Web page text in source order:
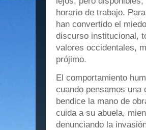
horario de trabajo.
han convertido el
discurso institucional,
valores occidentales,
prójimo.
El comportamiento
cuando pensamos
bendice la mano de
cuida a su abuela,
denunciando la